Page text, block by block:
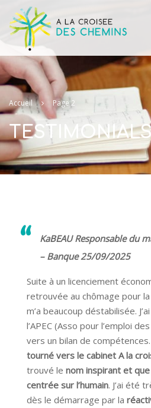
Accueil Page 2
KaBEAU Responsable du
– Banque 25/09/2025
Suite à un licenciement
retrouvée au chômage pour
m’a beaucoup déstabilisée.
l’APEC (Asso pour l’emploi
vers un bilan de compétences.
tourné vers le cabinet A la
trouvé le nom inspirant et
centrée sur l’humain. J’ai été
dès le démarrage par la